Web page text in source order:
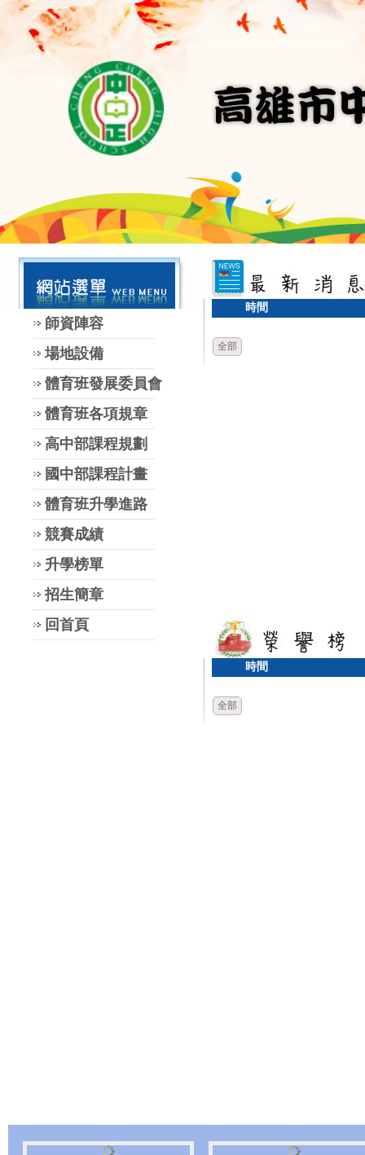
師資陣容
場地設備
體育班發展委員會
體育班各項規章
高中部課程規劃
國中部課程計畫
體育班升學進路
競賽成績
升學榜單
招生簡章
回首頁
時間
全部
時間
全部